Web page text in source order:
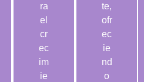
ra
el
cr
ec
im
ie
te,
ofr
ec
ie
nd
o